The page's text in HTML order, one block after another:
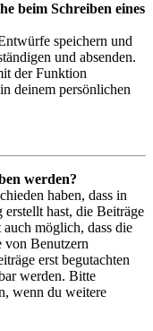
beim Schreiben eines
speichern und
und absenden.
der Funktion
deinem persönlichen
werden?
haben, dass in
hast, die Beiträge
möglich, dass die
von Benutzern
erst begutachten
werden. Bitte
wenn du weitere